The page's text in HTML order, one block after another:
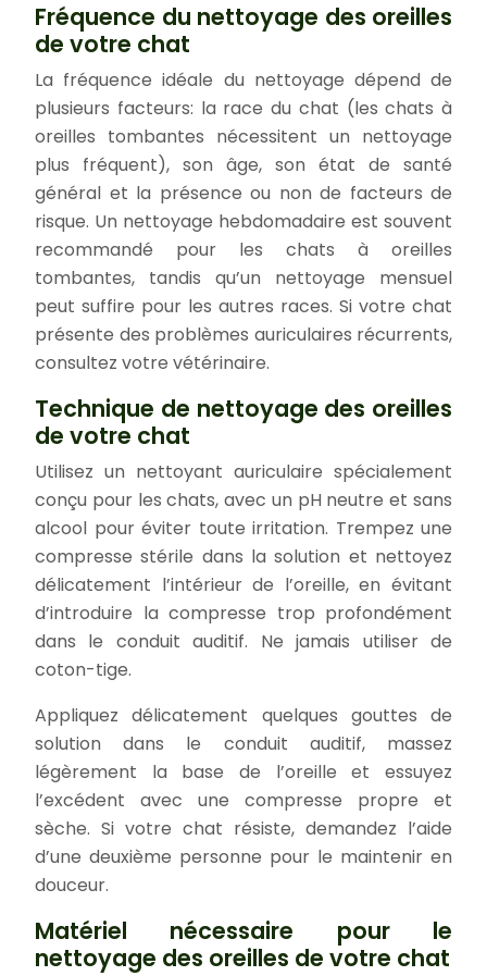
Fréquence du nettoyage des oreilles
de votre chat
La fréquence idéale du nettoyage dépend de
plusieurs facteurs: la race du chat (les chats à
oreilles tombantes nécessitent un nettoyage
plus fréquent), son âge, son état de santé
général et la présence ou non de facteurs de
risque. Un nettoyage hebdomadaire est souvent
recommandé pour les chats à oreilles
tombantes, tandis qu’un nettoyage mensuel
peut suffire pour les autres races. Si votre chat
présente des problèmes auriculaires récurrents,
consultez votre vétérinaire.
Technique de nettoyage des oreilles
de votre chat
Utilisez un nettoyant auriculaire spécialement
conçu pour les chats, avec un pH neutre et sans
alcool pour éviter toute irritation. Trempez une
compresse stérile dans la solution et nettoyez
délicatement l’intérieur de l’oreille, en évitant
d’introduire la compresse trop profondément
dans le conduit auditif. Ne jamais utiliser de
coton-tige.
Appliquez délicatement quelques gouttes de
solution dans le conduit auditif, massez
légèrement la base de l’oreille et essuyez
l’excédent avec une compresse propre et
sèche. Si votre chat résiste, demandez l’aide
d’une deuxième personne pour le maintenir en
douceur.
Matériel nécessaire pour le
nettoyage des oreilles de votre chat